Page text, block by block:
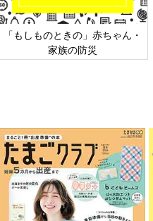
っ子次女は、あっという間に幼
ルマザー生活を楽しみなが
うだいを育ててま～す♪
もらうお話です！
ンターホンを鳴らして玄関か
の根元に置いておくねと次女
トを置いているところを見ら
できるのです！
「もしものときの」赤ちゃん・
家族の防災